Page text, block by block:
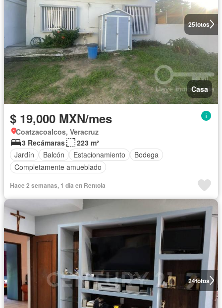
25fotos
Casa
$ 19,000 MXN/mes
Coatzacoalcos, Veracruz
3 Recámaras
223 m²
Jardín
Balcón Estacionamiento
Bodega
Completamente amueblado
Hace 2 semanas, 1 día en Rentola
24fotos